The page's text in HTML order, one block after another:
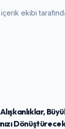
içerik ekibi